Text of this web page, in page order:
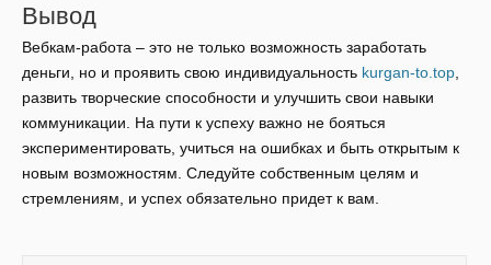
Вывод
Вебкам-работа – это не только возможность заработать
деньги, но и проявить свою индивидуальность kurgan-to.top
развить творческие способности и улучшить свои навыки
коммуникации. На пути к успеху важно не бояться
экспериментировать, учиться на ошибках и быть открытым к
новым возможностям. Следуйте собственным целям и
стремлениям, и успех обязательно придет к вам.